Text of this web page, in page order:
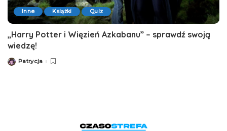
Inne Książki Quiz
„Harry Potter i Więzień Azkabanu” – sprawdź swoją
wiedzę!
PostedPatrycja